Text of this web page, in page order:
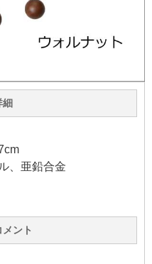
細
、亜鉛合金
ント